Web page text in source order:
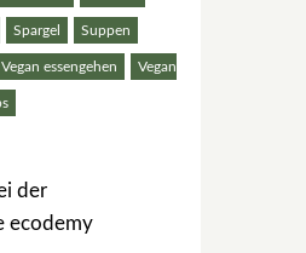
Spargel Suppen
Vegan essengehen Vegan